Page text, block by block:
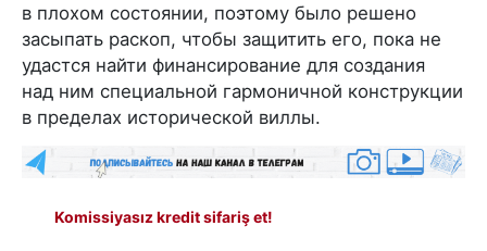
в плохом состоянии, поэтому было решено
засыпать раскоп, чтобы защитить его, пока не
удастся найти финансирование для создания
над ним специальной гармоничной конструкции
в пределах исторической виллы.
Komissiyasız kredit sifariş et!